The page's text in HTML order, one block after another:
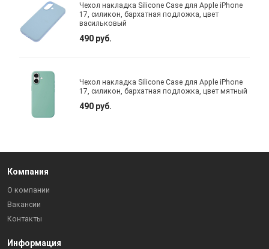
Чехол накладка Silicone Case для Apple iPhone
17, силикон, бархатная подложка, цвет
васильковый
490 руб.
Чехол накладка Silicone Case для Apple iPhone
17, силикон, бархатная подложка, цвет мятный
490 руб.
Компания
О компании
Вакансии
Контакты
Информация